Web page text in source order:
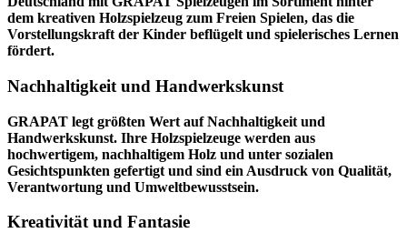
dem kreativen Holzspielzeug zum Freien Spielen, das die
Vorstellungskraft der Kinder beflügelt und spielerisches Lernen
fördert.
Nachhaltigkeit und Handwerkskunst
GRAPAT legt größten Wert auf Nachhaltigkeit und
Handwerkskunst. Ihre Holzspielzeuge werden aus
hochwertigem, nachhaltigem Holz und unter sozialen
Gesichtspunkten gefertigt und sind ein Ausdruck von Qualität,
Verantwortung und Umweltbewusstsein.
Kreativität und Fantasie